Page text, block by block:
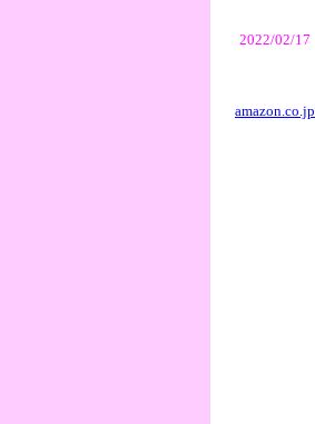
2022/02/17
amazon.co.jp